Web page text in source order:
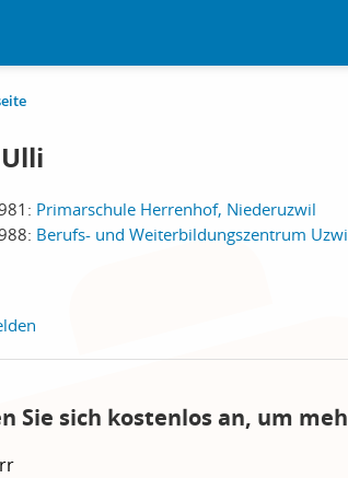
Primarschule Herrenhof, Niederuzwil
Berufs- und Weiterbildungszentrum
Sie sich kostenlos an, um